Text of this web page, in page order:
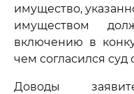
имущество,
имуществом
включению в
чем согласился суд
Доводы